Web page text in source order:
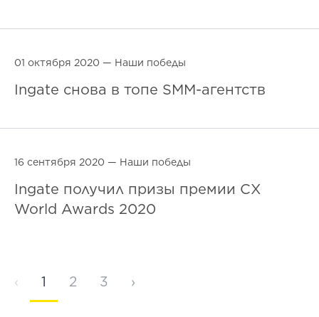
01 октября 2020 — Наши победы
Ingate снова в топе SMM-агентств
16 сентября 2020 — Наши победы
Ingate получил призы премии СХ
World Awards 2020
‹ 1 2 3 ›